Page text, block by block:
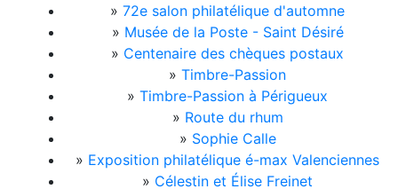
» 72e salon philatélique d'automne
» Musée de la Poste - Saint Désiré
» Centenaire des chèques postaux
» Timbre-Passion
» Timbre-Passion à Périgueux
» Route du rhum
» Sophie Calle
» Exposition philatélique é-max Valenciennes
» Célestin et Élise Freinet